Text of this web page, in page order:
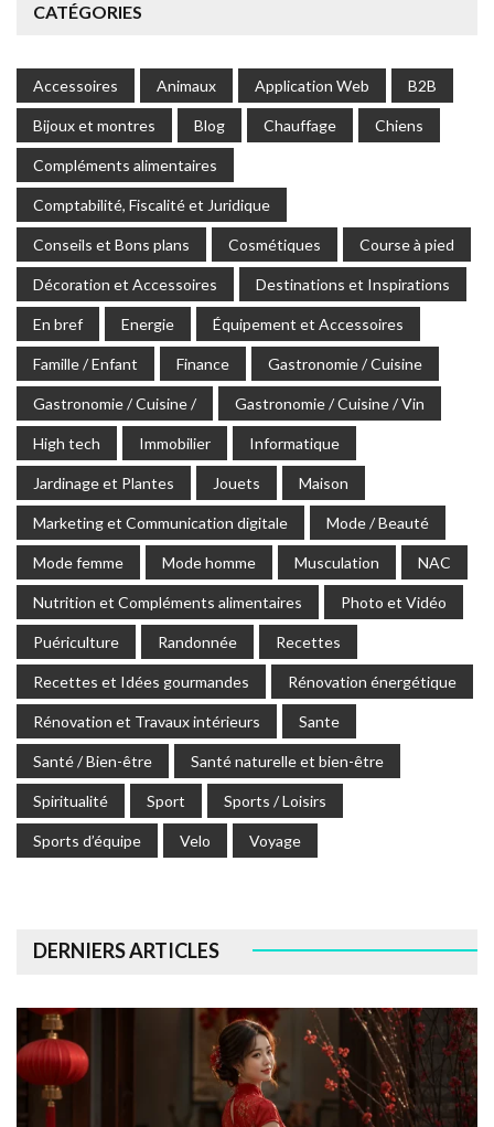
CATÉGORIES
Accessoires Animaux Application Web B2B
Bijoux et montres Blog Chauffage Chiens
Compléments alimentaires
Comptabilité, Fiscalité et Juridique
Conseils et Bons plans Cosmétiques Course à pied
Décoration et Accessoires Destinations et Inspirations
En bref Energie Équipement et Accessoires
Famille / Enfant Finance Gastronomie / Cuisine
Gastronomie / Cuisine / Gastronomie / Cuisine / Vin
High tech Immobilier Informatique
Jardinage et Plantes Jouets Maison
Marketing et Communication digitale Mode / Beauté
Mode femme Mode homme Musculation NAC
Nutrition et Compléments alimentaires Photo et Vidéo
Puériculture Randonnée Recettes
Recettes et Idées gourmandes Rénovation énergétique
Rénovation et Travaux intérieurs Sante
Santé / Bien-être Santé naturelle et bien-être
Spiritualité Sport Sports / Loisirs
Sports d’équipe Velo Voyage
DERNIERS ARTICLES